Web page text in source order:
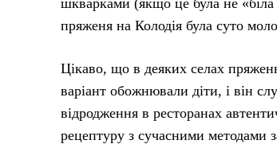
пряженя на Колодія була суто
Цікаво, що в деяких селах
варіант обожнювали діти, і він
відродження в ресторанах
рецептуру з сучасними методами